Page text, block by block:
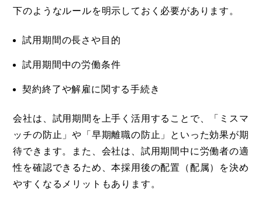
下のようなルールを明示しておく必要があります。
試用期間の長さや目的
試用期間中の労働条件
契約終了や解雇に関する手続き
会社は、試用期間を上手く活用することで、「ミスマ
ッチの防止」や「早期離職の防止」といった効果が期
待できます。また、会社は、試用期間中に労働者の適
性を確認できるため、本採用後の配置（配属）を決め
やすくなるメリットもあります。